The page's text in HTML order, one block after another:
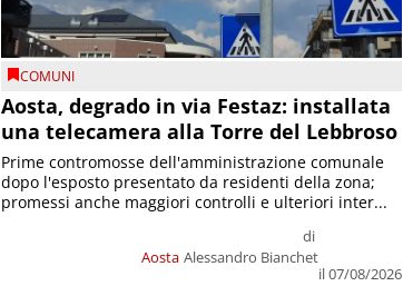
COMUNI
Aosta, degrado in via Festaz: installata
una telecamera alla Torre del Lebbroso
Aosta
di
Alessandro Bianchet
il 07/08/2026
Prime contromosse dell'amministrazione comunale
dopo l'esposto presentato da residenti della zona;
promessi anche maggiori controlli e ulteriori inter...